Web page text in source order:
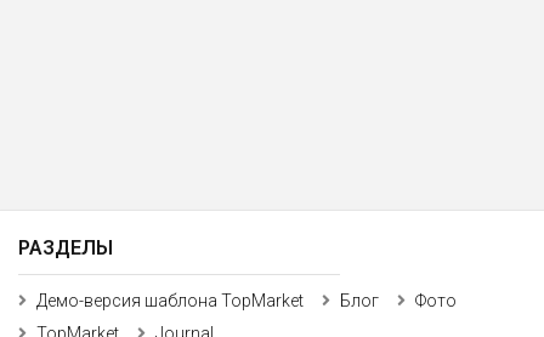
РАЗДЕЛЫ
Демо-версия шаблона TopMarket Блог
Фото